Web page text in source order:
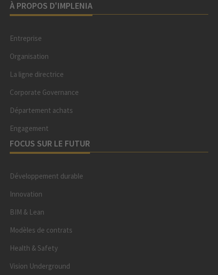
À PROPOS D'IMPLENIA
Entreprise
Organisation
La ligne directrice
Corporate Governance
Département achats
Engagement
FOCUS SUR LE FUTUR
Développement durable
Innovation
BIM & Lean
Modèles de contrats
Health & Safety
Vision Underground